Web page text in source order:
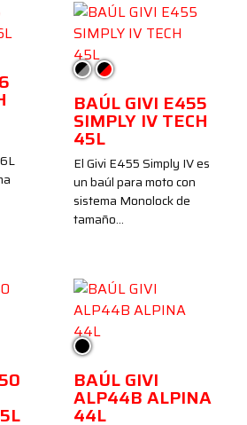
Negro/Ahumado
Negro/Rojo
BAÚL GIVI E455
SIMPLY IV TECH
45L
El Givi E455 Simply IV es
un baúl para moto con
sistema Monolock de
tamaño…
Negro
BAÚL GIVI
ALP44B ALPINA
44L